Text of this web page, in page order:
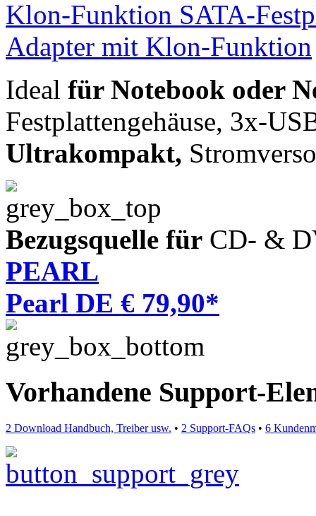
Ideal für Notebook oder
Festplattengehäuse, 3x-
Ultrakompakt,
Bezugsquelle für CD- &
PEARL
Pearl DE € 79,90*
Vorhandene Support-
2 Download Handbuch, Treiber usw. • 2 Support-FAQs • 6